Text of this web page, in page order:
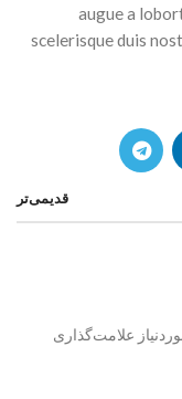
augue a
scelerisque duis
قدیمی‌تر
علامت‌گذاری